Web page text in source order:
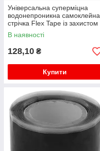
Універсальна суперміцна
водонепроникна самоклейна
стрічка Flex Tape із захистом
від протікання 1.5м чорний
В наявності
128,10 ₴
Купити